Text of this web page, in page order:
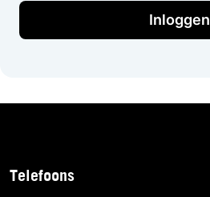
Inloggen
Telefoons